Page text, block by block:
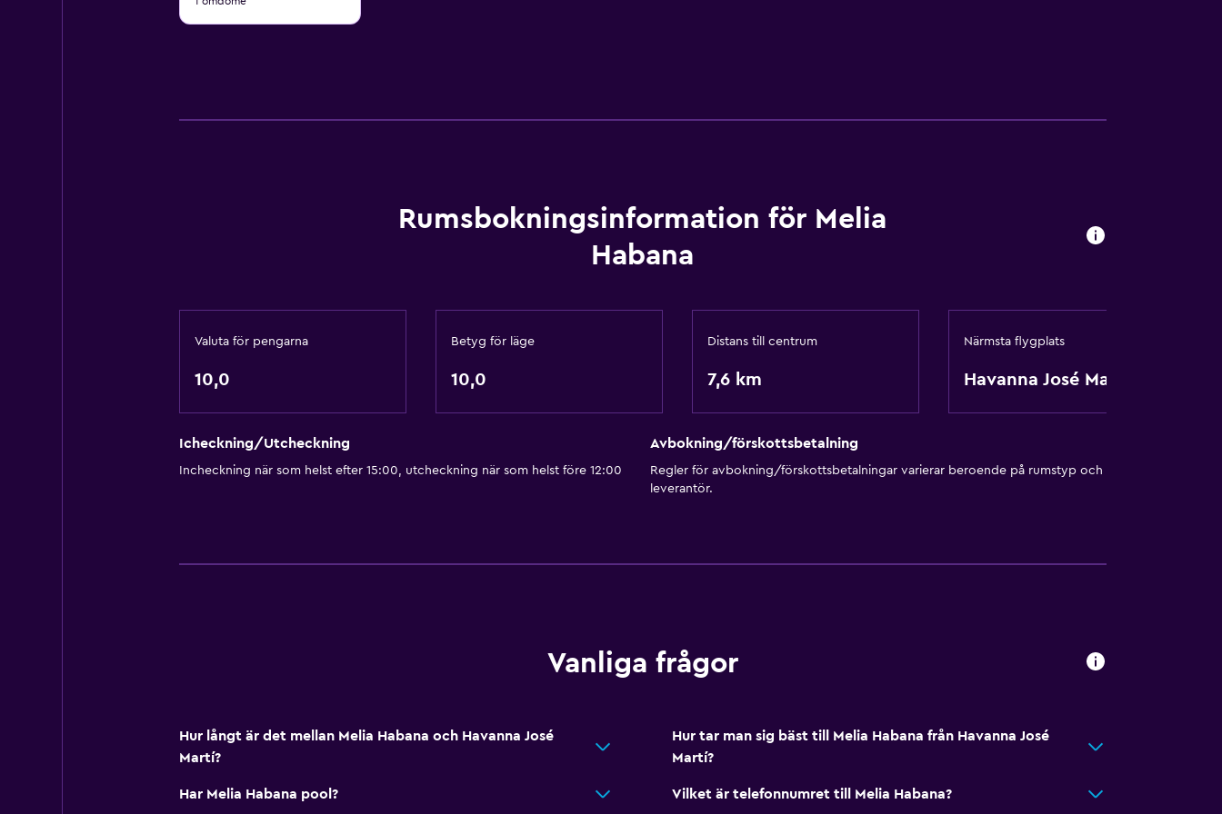
10
Rumsbokningsinformation för Melia
Habana
Valuta för pengarna
10,0
Betyg för läge
10,0
Distans till centrum
7,6 km
Närmsta flygplats
Havanna José Martí
Icheckning/Utcheckning
Incheckning när som helst efter 15:00, utcheckning när som helst före 12:00
Avbokning/förskottsbetalning
Regler för avbokning/förskottsbetalningar varierar beroende på rumstyp och
leverantör.
Vanliga frågor
Hur långt är det mellan Melia Habana och Havanna José
Martí?
Hur tar man sig bäst till Melia Habana från Havanna José
Martí?
Har Melia Habana pool? Vilket är telefonnumret till Melia Habana?